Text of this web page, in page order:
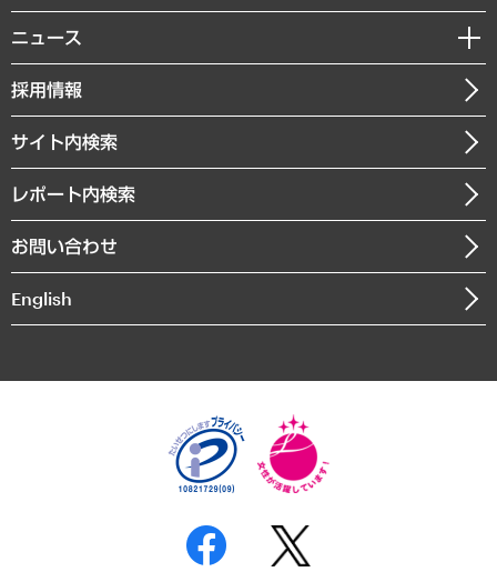
共生・ダイバーシティ
GRC（ガバナンス・リスク・コンプライアンス）・防災（政策）
経済・産業・雇用・労働
まちづくり・観光・交通・スポーツ・スマートシティ
自然資源・農林水産業・食料システム
経営用語集
受託・受注実績（官公庁関連）
メディア掲載・出演
MUFGビジネスセミナー
受託案件情報
私たちの想い
社長メッセージ
会社概要
沿革
組織図・本部部室紹介
インドネシア現地法人
個人情報保護方針
反社会的勢力に対する基本方針
ニュース
ニュースリリース
お知らせ
採用情報
サイト内検索
レポート内検索
お問い合わせ
English